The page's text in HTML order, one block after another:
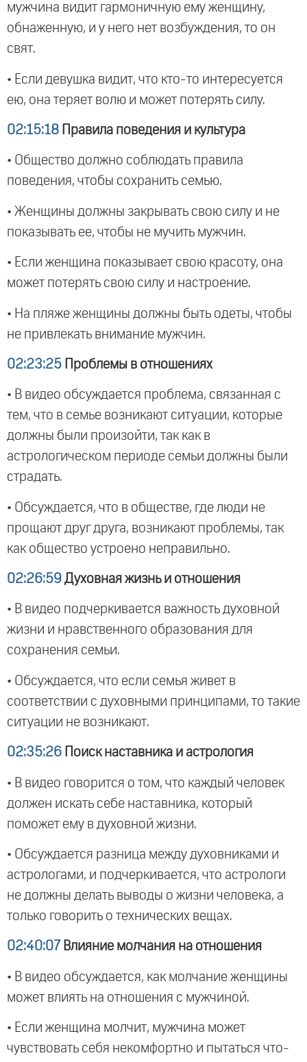
мужчина видит гармоничную ему женщину,
обнаженную, и у него нет возбуждения, то он
свят.
• Если девушка видит, что кто-то интересуется
ею, она теряет волю и может потерять силу.
02:15:18 Правила поведения и культура
• Общество должно соблюдать правила
поведения, чтобы сохранить семью.
• Женщины должны закрывать свою силу и не
показывать ее, чтобы не мучить мужчин.
• Если женщина показывает свою красоту, она
может потерять свою силу и настроение.
• На пляже женщины должны быть одеты, чтобы
не привлекать внимание мужчин.
02:23:25 Проблемы в отношениях
• В видео обсуждается проблема, связанная с
тем, что в семье возникают ситуации, которые
должны были произойти, так как в
астрологическом периоде семьи должны были
страдать.
• Обсуждается, что в обществе, где люди не
прощают друг друга, возникают проблемы, так
как общество устроено неправильно.
02:26:59 Духовная жизнь и отношения
• В видео подчеркивается важность духовной
жизни и нравственного образования для
сохранения семьи.
• Обсуждается, что если семья живет в
соответствии с духовными принципами, то такие
ситуации не возникают.
02:35:26 Поиск наставника и астрология
• В видео говорится о том, что каждый человек
должен искать себе наставника, который
поможет ему в духовной жизни.
• Обсуждается разница между духовниками и
астрологами, и подчеркивается, что астрологи
не должны делать выводы о жизни человека, а
только говорить о технических вещах.
02:40:07 Влияние молчания на отношения
• В видео обсуждается, как молчание женщины
может влиять на отношения с мужчиной.
• Если женщина молчит, мужчина может
чувствовать себя некомфортно и пытаться что-